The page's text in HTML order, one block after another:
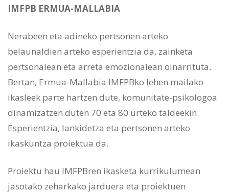
IMFPB ERMUA-MALLABIA
Nerabeen eta adineko pertsonen arteko
belaunaldien arteko esperientzia da, zainketa
pertsonalean eta arreta emozionalean oinarrituta.
Bertan, Ermua-Mallabia IMFPBko lehen mailako
ikasleek parte hartzen dute, komunitate-psikologoa
dinamizatzen duten 70 eta 80 urteko taldeekin.
Esperientzia, lankidetza eta pertsonen arteko
ikaskuntza proiektua da.
Proiektu hau IMFPBren ikasketa kurrikulumean
jasotako zeharkako jarduera eta proiektuen